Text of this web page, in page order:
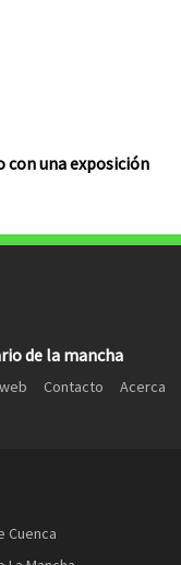
con una exposición
de la mancha
Contacto
Acerca
Cuenca